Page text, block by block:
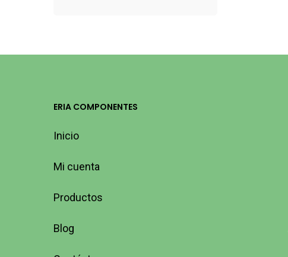
ERIA COMPONENTES
Inicio
Mi cuenta
Productos
Blog